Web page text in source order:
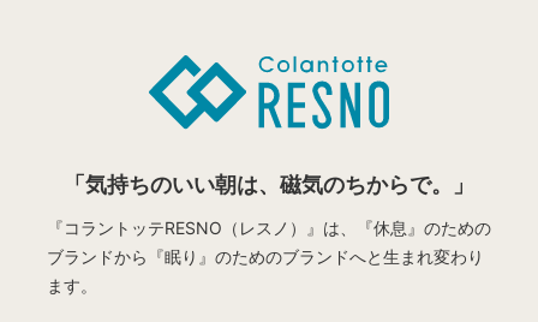
「気持ちのいい朝は、磁気のちからで。」
『コラントッテRESNO（レスノ）』は、『休息』のための
ブランドから 『眠り』のためのブランドへと生まれ変わり
ます。